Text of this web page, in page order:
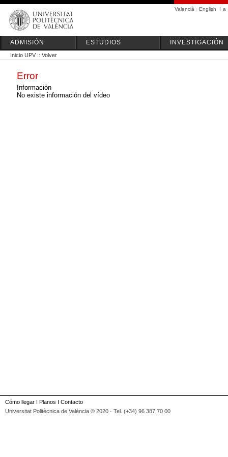
Valencià · English I a
ADMISIÓN ESTUDIOS INVESTIGACIÓN
Inicio UPV :: Volver
Error
Información
No existe información del vídeo
Cómo llegar I Planos I Contacto
Universitat Politècnica de València © 2020 · Tel. (+34) 96 387 70 00